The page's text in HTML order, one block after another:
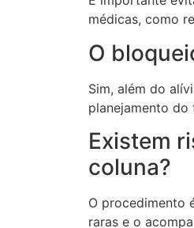
médicas, como
O
Sim, além do
planejamento do
Existem
coluna?
O procedimento
raras e o